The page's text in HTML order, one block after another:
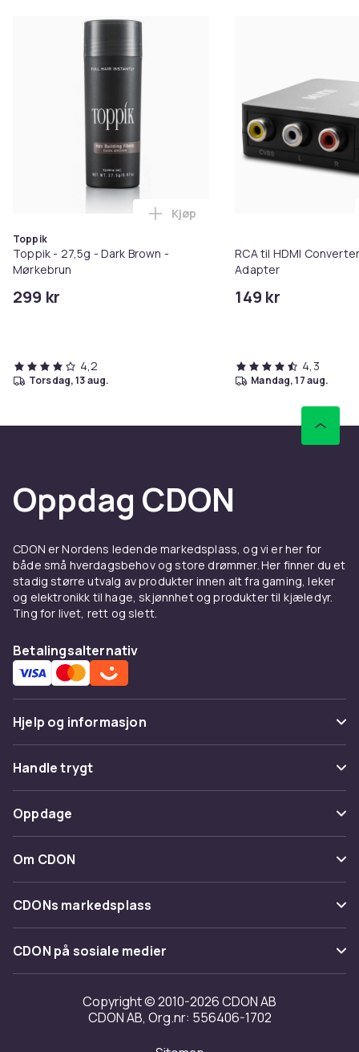
Toppik
Toppik - 27,5g - Dark Brown -
Mørkebrun
299 kr
Legg Toppik - 27,5g - Dark
Kjøp
4,2
torsdag, 13 aug.
RCA til HDMI
Adapter
149 kr
4,3
mandag, 17 aug.
Oppdag CDON
CDON er Nordens ledende markedsplass, og vi er her for
både små hverdagsbehov og store drømmer. Her finner du et
stadig større utvalg av produkter innen alt fra gaming, leker
og elektronikk til hage, skjønnhet og produkter til kjæledyr.
Ting for livet, rett og slett.
Betalingsalternativ
Hjelp og informasjon
Vanlige spørsmål
Spor pakke
Angre & returner her
Kontakt oss
Handle trygt
Betaling
Levering
Tilbakekallinger
Oppdage
Kategorier
Varemerker
Om CDON
Om oss
Kundeanmeldelser
Jobbe på CDON
Investor relations
Tilgjengelighet
CDONs markedsplass
Merchant Help Center
CDON på sosiale medier
Copyright © 2010-2026 CDON AB
CDON AB, Org.nr: 556406-1702